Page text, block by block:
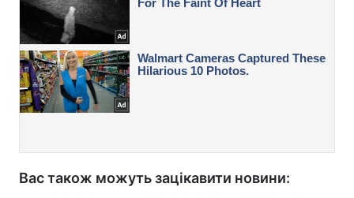
Вас також можуть зацікавити новини: